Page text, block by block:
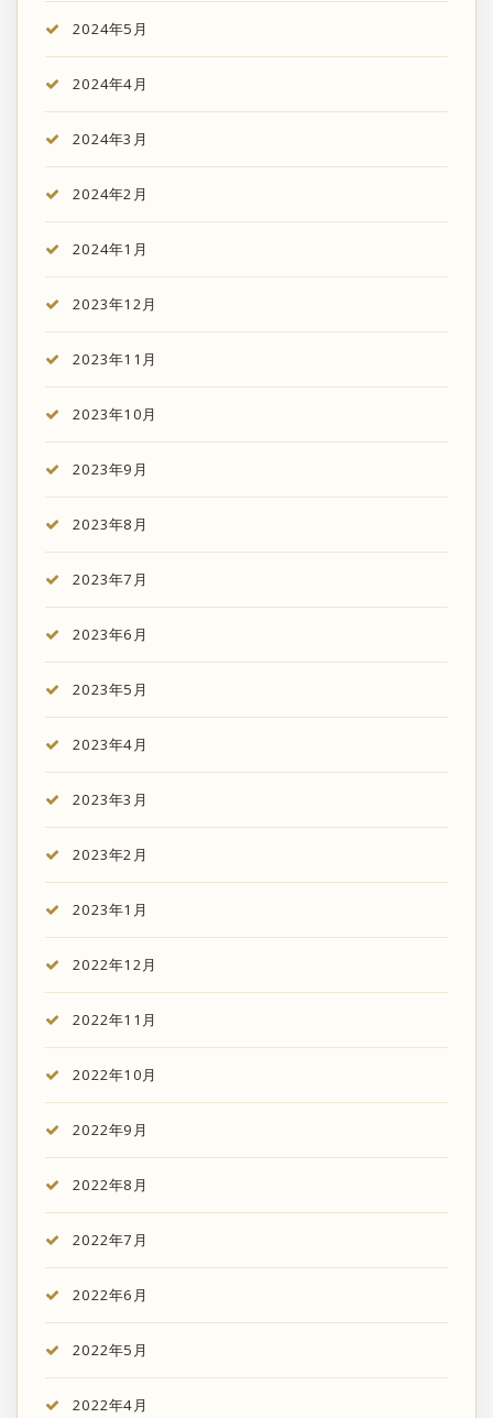
2024年5月
2024年4月
2024年3月
2024年2月
2024年1月
2023年12月
2023年11月
2023年10月
2023年9月
2023年8月
2023年7月
2023年6月
2023年5月
2023年4月
2023年3月
2023年2月
2023年1月
2022年12月
2022年11月
2022年10月
2022年9月
2022年8月
2022年7月
2022年6月
2022年5月
2022年4月